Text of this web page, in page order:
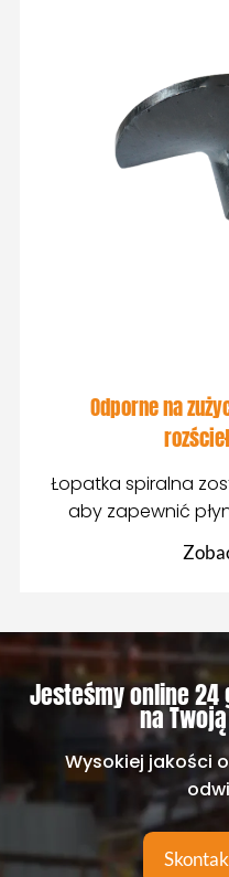
Odporne na
Łopatka spiralna
aby zapewnić
Jesteśmy online 24
na
Wysokiej jakości